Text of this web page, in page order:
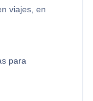
viajes, en
para